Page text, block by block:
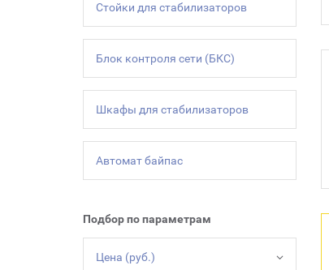
Стойки для стабилизаторов
Блок контроля сети (БКС)
Шкафы для стабилизаторов
Автомат байпас
Подбор по параметрам
Цена (руб.)